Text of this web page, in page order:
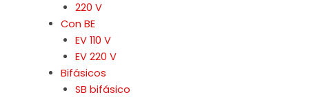
220 V
Con BE
EV 110 V
EV 220 V
Bifásicos
SB bifásico